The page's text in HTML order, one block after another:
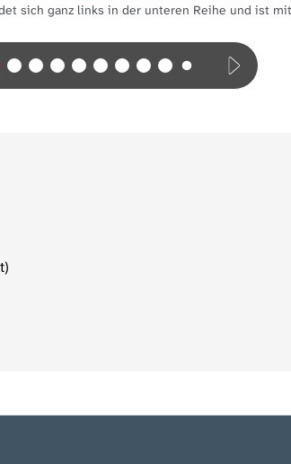
sich ganz links in der unteren Reihe und ist